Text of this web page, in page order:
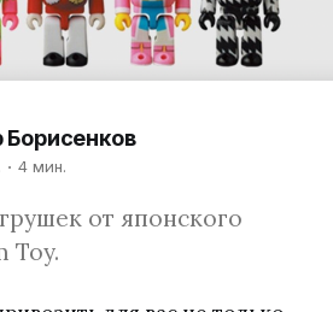
4 мин.
от японского
Toy.